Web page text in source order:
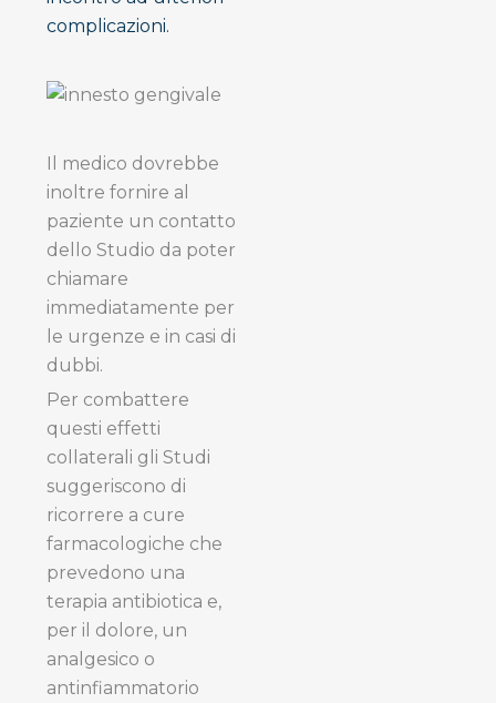
complicazioni.
Il medico dovrebbe
inoltre fornire al
paziente un contatto
dello Studio da poter
chiamare
immediatamente per
le urgenze e in casi di
dubbi.
Per combattere
questi effetti
collaterali gli Studi
suggeriscono di
ricorrere a cure
farmacologiche che
prevedono una
terapia antibiotica e,
per il dolore, un
analgesico o
antinfiammatorio